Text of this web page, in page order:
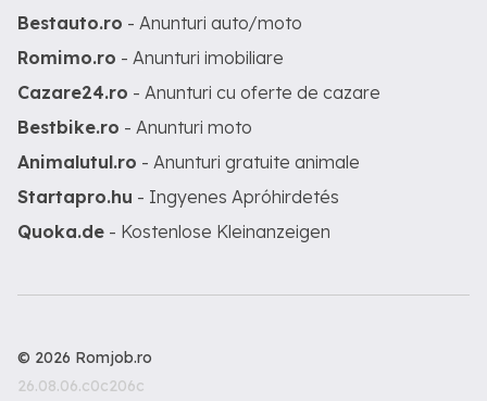
Bestauto.ro - Anunturi auto/moto
Romimo.ro - Anunturi imobiliare
Cazare24.ro - Anunturi cu oferte de cazare
Bestbike.ro - Anunturi moto
Animalutul.ro - Anunturi gratuite animale
Startapro.hu - Ingyenes Apróhirdetés
Quoka.de - Kostenlose Kleinanzeigen
© 2026 Romjob.ro
26.08.06.c0c206c